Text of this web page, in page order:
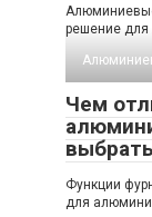
решение для
Чем
Функции
для